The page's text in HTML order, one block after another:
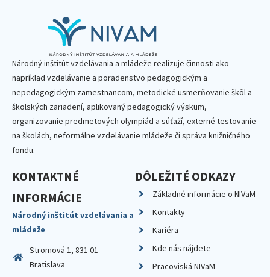
Národný inštitút vzdelávania a mládeže realizuje činnosti ako
napríklad vzdelávanie a poradenstvo pedagogickým a
nepedagogickým zamestnancom, metodické usmerňovanie škôl a
školských zariadení, aplikovaný pedagogický výskum,
organizovanie predmetových olympiád a súťaží, externé testovanie
na školách, neformálne vzdelávanie mládeže či správa knižničného
fondu.
KONTAKTNÉ
INFORMÁCIE
Národný inštitút vzdelávania a
mládeže
Stromová 1, 831 01
Bratislava
DÔLEŽITÉ ODKAZY
Základné informácie o NIVaM
Kontakty
Kariéra
Kde nás nájdete
Pracoviská NIVaM